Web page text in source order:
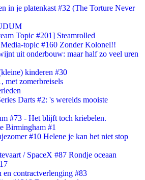
in je platenkast #32 (The Torture Never
Topic #201] Steamrolled
topic #160 Zonder Kolonel!!
uit onderbouw: maar half zo veel uren
kinderen #30
met zomerbreisels
Darts #2: 's werelds mooiste
#73 - Het blijft toch kriebelen.
Birmingham #1
#10 Helene je kan het niet stop
/ SpaceX #87 Rondje oceaan
en contractverlenging #83